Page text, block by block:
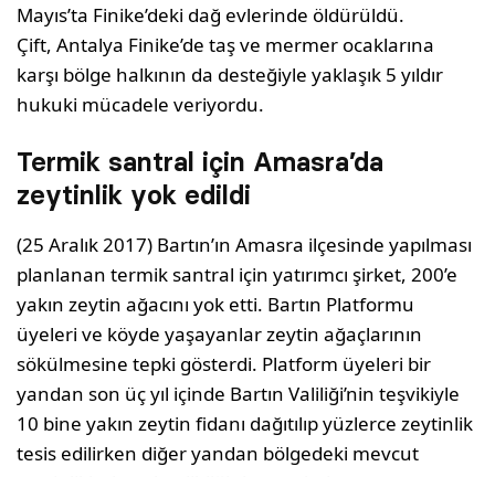
Mayıs’ta Finike’deki dağ evlerinde öldürüldü.
Çift, Antalya Finike’de taş ve mermer ocaklarına
karşı bölge halkının da desteğiyle yaklaşık 5 yıldır
hukuki mücadele veriyordu.
Termik santral için Amasra’da
zeytinlik yok edildi
(25 Aralık 2017) Bartın’ın Amasra ilçesinde yapılması
planlanan termik santral için yatırımcı şirket, 200’e
yakın zeytin ağacını yok etti. Bartın Platformu
üyeleri ve köyde yaşayanlar zeytin ağaçlarının
sökülmesine tepki gösterdi. Platform üyeleri bir
yandan son üç yıl içinde Bartın Valiliği’nin teşvikiyle
10 bine yakın zeytin fidanı dağıtılıp yüzlerce zeytinlik
tesis edilirken diğer yandan bölgedeki mevcut